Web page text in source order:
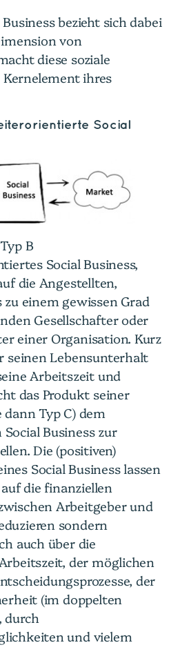
bezieht sich dabei
von
diese soziale
ihres
Social
B
Social Business,
die Angestellten,
einem gewissen Grad
Gesellschafter oder
einer Organisation. Kurz
seinen Lebensunterhalt
Arbeitszeit und
das Produkt seiner
Typ C) dem
Business zur
Die (positiven)
Social Business lassen
die finanziellen
Arbeitgeber und
sondern
auch über die
der möglichen
der
(im doppelten
durch
und vielem